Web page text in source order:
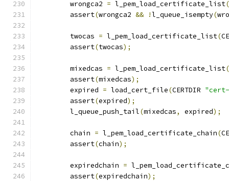
	wrongca2
= l_pem_load_certificate_list(
	assert
(wrongca2 && !l_queue_isempty(
	twocas
= l_pem_load_certificate_list(
	assert
(twocas);
	mixedcas
= l_pem_load_certificate_list(
	assert
(mixedcas);
	expired
= load_cert_file(CERTDIR "cert-
	assert
(expired);
	l_queue_push_tail
(mixedcas, expired);
	chain
= l_pem_load_certificate_chain(
	assert
(chain);
	expiredchain
=
	assert
(expiredchain);